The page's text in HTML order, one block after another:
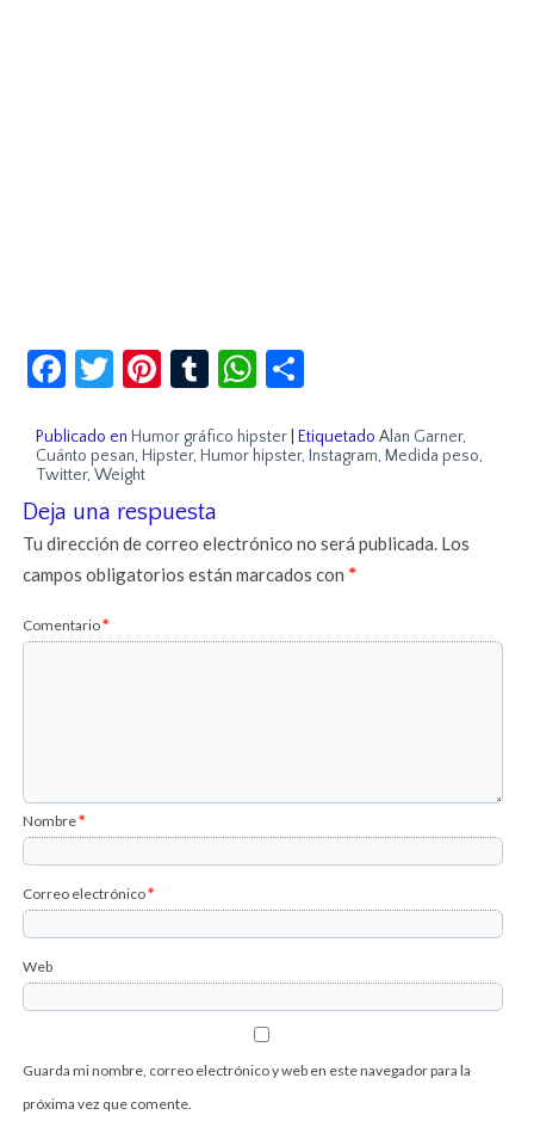
Facebook
Twitter
Pinterest
TumblrWhatsApp
Publicado en Humor gráfico hipster Etiquetado Alan Garner,
Cuánto pesan, Hipster, Humor hipster, Instagram, Medida peso,
Twitter,Weight
Deja una respuesta
Tu dirección de correo electrónico no será publicada. Los
campos obligatorios están marcados con*
Comentario*
Nombre*
Correo electrónico*
Web
Guarda mi nombre, correo electrónico y web en este navegador para la
próxima vez que comente.